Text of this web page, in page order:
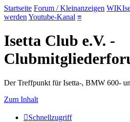
Startseite Forum / Kleinanzeigen
werden Youtube-Kanal ≡
Isetta Club e.V. -
Der Treffpunkt für Isetta-, BMW 600-
Zum Inhalt
Schnellzugriff